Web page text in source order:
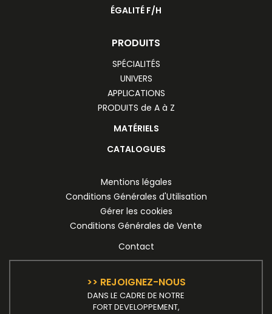
ÉGALITÉ F/H
PRODUITS
SPÉCIALITÉS
UNIVERS
APPLICATIONS
PRODUITS de A à Z
MATÉRIELS
CATALOGUES
Mentions légales
Conditions Générales d'Utilisation
Gérer les cookies
Conditions Générales de Vente
Contact
>> REJOIGNEZ-NOUS
DANS LE CADRE DE NOTRE
FORT DEVELOPPEMENT,